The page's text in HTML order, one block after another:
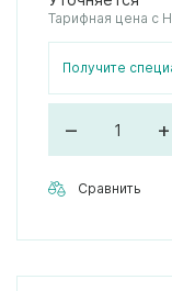
Тарифная цена с
Получите
– +
Сравнить